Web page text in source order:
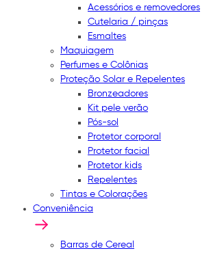
Acessórios e removedores
Cutelaria / pinças
Esmaltes
Maquiagem
Perfumes e Colônias
Proteção Solar e Repelentes
Bronzeadores
Kit pele verão
Pós-sol
Protetor corporal
Protetor facial
Protetor kids
Repelentes
Tintas e Colorações
Conveniência
Barras de Cereal